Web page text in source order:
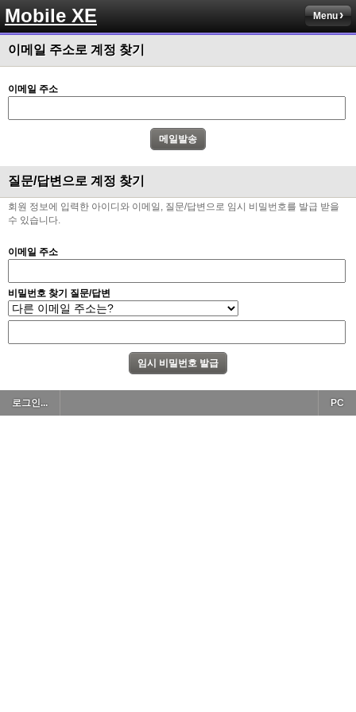
Mobile XE Menu
이메일 주소로 계정 찾기
이메일 주소
질문/답변으로 계정 찾기
회원 정보에 입력한 아이디와 이메일, 질문/답변으로 임시 비밀번호를 발급 받을
수 있습니다.
이메일 주소
비밀번호 찾기 질문/답변
로그인... PC